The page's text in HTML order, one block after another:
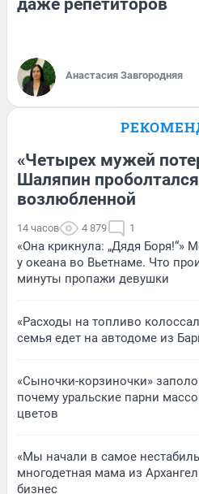
даже репетиторов
Анастасия Завгородняя
«Четырех мужей
Шаляпин
возлюбленной
14 часов 4 879 1
«Она крикнула: „Дядя Боря!“»
у океана во Вьетнаме. Что
минуты пропажи девушки
«Расходы на топливо
семья едет на автодоме из
«Сыночки-корзиночки»
почему уральские парни
цветов
«Мы начали в самое
многодетная мама из
бизнес